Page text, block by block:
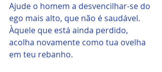
Ajude o homem a desvencilhar-se do
ego mais alto, que não é saudável.
Àquele que está ainda perdido,
acolha novamente como tua ovelha
em teu rebanho.